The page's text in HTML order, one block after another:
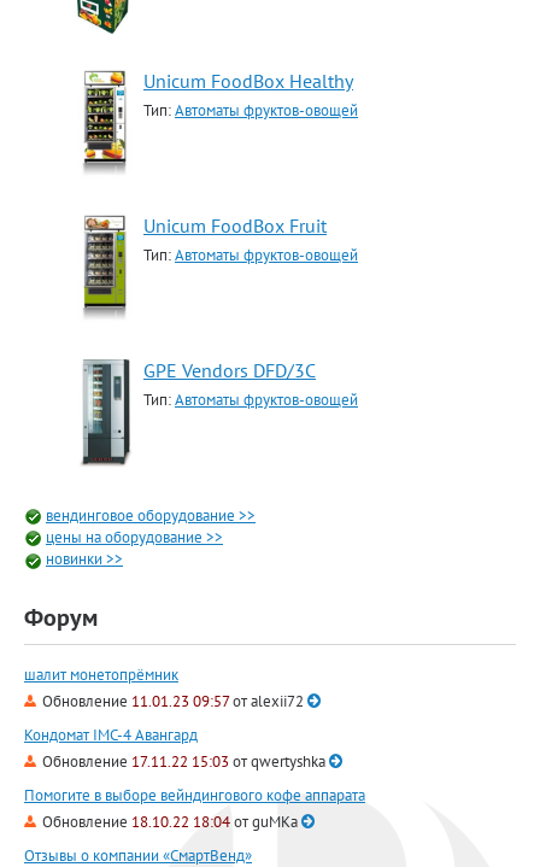
Unicum FoodBox Healthy
Тип:Автоматы фруктов-овощей
Unicum FoodBox Fruit
Тип:Автоматы фруктов-овощей
GPE Vendors DFD/3C
Тип:Автоматы фруктов-овощей
вендинговое оборудование >>
цены на оборудование >>
новинки >>
Форум
шалит монетопрёмник
Обновление 11.01.23 09:57отalexii72
Кондомат IMC-4 Авангард
Обновление 17.11.22 15:03 отqwertyshka
Помогите в выборе вейндингового кофе аппарата
Обновление 18.10.22 18:04отguMKa
Отзывы о компании «СмартВенд»